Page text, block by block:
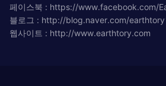
페이스북 : https://www.facebook.com/
블로그 : http://blog.naver.com/
웹사이트 : http://www.earthtory.com